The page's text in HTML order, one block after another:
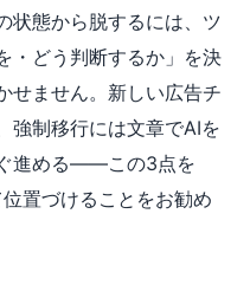
状態から脱するには、ツ
・どう判断するか」を決
せません。新しい広告チ
強制移行には文章でAIを
進める——この3点を
置づけることをお勧め